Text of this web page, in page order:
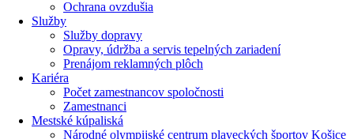
Ochrana ovzdušia
Služby
Služby dopravy
Opravy, údržba a servis tepelných zariadení
Prenájom reklamných plôch
Kariéra
Počet zamestnancov spoločnosti
Zamestnanci
Mestské kúpaliská
Národné olympijské centrum plaveckých športov Košice